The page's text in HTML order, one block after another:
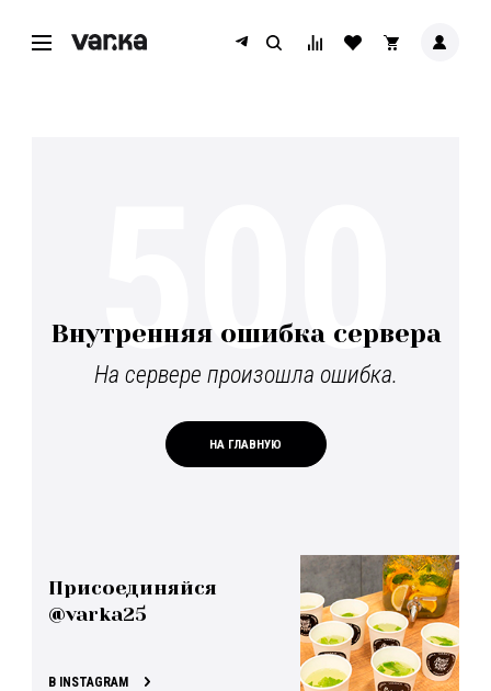
Внутренняя ошибка сервера
На сервере произошла ошибка.
НА ГЛАВНУЮ
500
Присоединяйся
@varka25
В INSTAGRAM